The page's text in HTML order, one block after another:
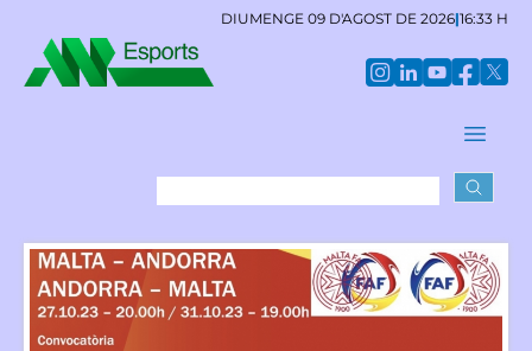
DIUMENGE 09 D'AGOST DE 2026|16:33 H